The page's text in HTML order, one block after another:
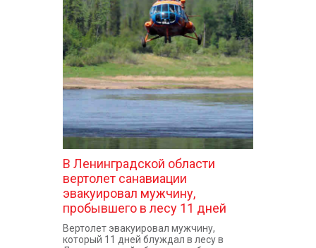
В Ленинградской области
вертолет санавиации
эвакуировал мужчину,
пробывшего в лесу 11 дней
Вертолет эвакуировал мужчину,
который 11 дней блуждал в лесу в